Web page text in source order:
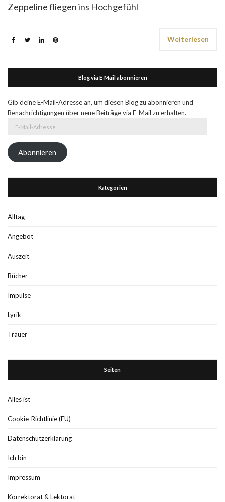
Zeppeline fliegen ins Hochgefühl
Weiterlesen
Blog via E-Mail abonnieren
Gib deine E-Mail-Adresse an, um diesen Blog zu abonnieren und
Benachrichtigungen über neue Beiträge via E-Mail zu erhalten.
Adresse
Abonnieren
Kategorien
Alltag
Angebot
Auszeit
Bücher
Impulse
Lyrik
Trauer
Seiten
Alles ist
Cookie-Richtlinie (EU)
Datenschutzerklärung
Ich bin
Impressum
Korrektorat & Lektorat